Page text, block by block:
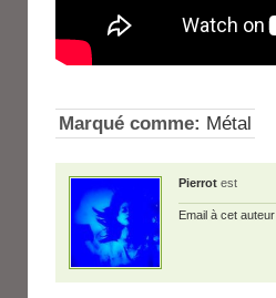
Marqué comme: Métal
Pierrot est
Email à cet auteur